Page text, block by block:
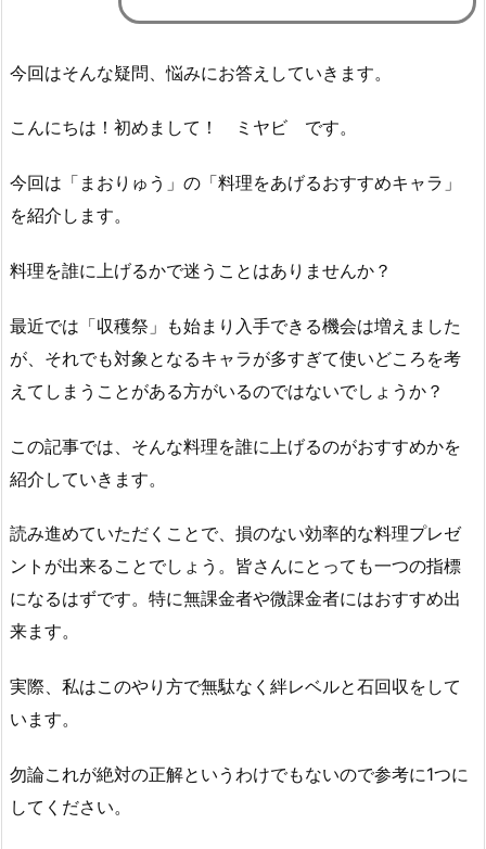
今回はそんな疑問、悩みにお答えしていきます。
こんにちは！初めまして！ ミヤビ です。
今回は「まおりゅう」の「料理をあげるおすすめキャラ」
を紹介します。
料理を誰に上げるかで迷うことはありませんか？
最近では「収穫祭」も始まり入手できる機会は増えました
が、それでも対象となるキャラが多すぎて使いどころを考
えてしまうことがある方がいるのではないでしょうか？
この記事では、そんな料理を誰に上げるのがおすすめかを
紹介していきます。
読み進めていただくことで、損のない効率的な料理プレゼ
ントが出来ることでしょう。皆さんにとっても一つの指標
になるはずです。特に無課金者や微課金者にはおすすめ出
来ます。
実際、私はこのやり方で無駄なく絆レベルと石回収をして
います。
勿論これが絶対の正解というわけでもないので参考に1つに
してください。